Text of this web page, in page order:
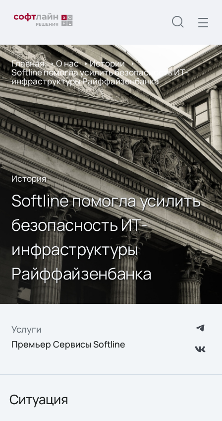
Главная О нас Истории
Softline помогла усилить безопасность ИТ-
инфраструктуры Райффайзенбанка
История
Softline помогла усилить
безопасность ИТ-
инфраструктуры
Райффайзенбанка
Услуги
Премьер Сервисы Softline
Ситуация